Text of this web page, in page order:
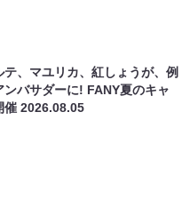
テ、マユリカ、紅しょうが、例
ンバサダーに! FANY夏のキャ
催2026.08.05